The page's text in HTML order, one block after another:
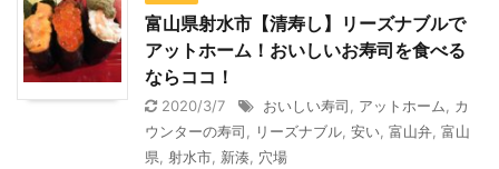
富山県射水市【清寿し】リーズナブルで
アットホーム！おいしいお寿司を食べる
ならココ！
2020/3/7 おいしい寿司 アットホーム
カ
ウンターの寿司
リーズナブル 安い 富山弁 富山
県 射水市 新湊 穴場